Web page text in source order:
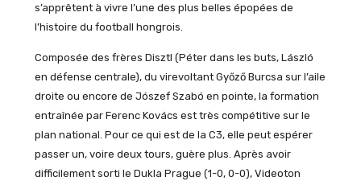
s’apprêtent à vivre l’une des plus belles épopées de
l’histoire du football hongrois.
Composée des frères Disztl (Péter dans les buts, László
en défense centrale), du virevoltant Győző Burcsa sur l’aile
droite ou encore de Jószef Szabó en pointe, la formation
entraînée par Ferenc Kovács est très compétitive sur le
plan national. Pour ce qui est de la C3, elle peut espérer
passer un, voire deux tours, guère plus. Après avoir
difficilement sorti le Dukla Prague (1-0, 0-0), Videoton